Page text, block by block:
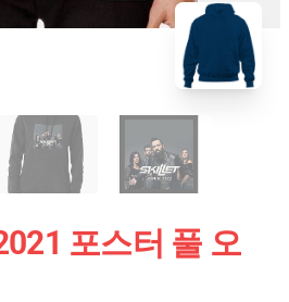
포스터 풀 오